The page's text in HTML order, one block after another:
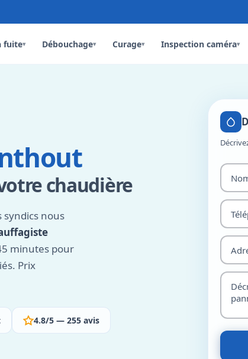
fuite▾ Débouchage▾ Curage▾ Inspection caméra▾
chaudière
nous
minutes pour
Prix
4.8/5 — 255 avis